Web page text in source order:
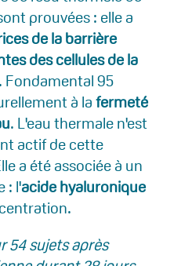
prouvées : elle a
de la barrière
des cellules de la
Fondamental 95
à lafermeté
. L'eau thermale n'est
actif de cette
a été associée à un
: l'acide hyaluronique
54 sujets après